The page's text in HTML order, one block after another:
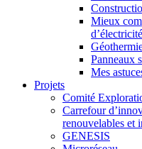
Mieux
Panneaux
Mes
Projets
Comité
Carrefour
renouvelables et
GENESIS